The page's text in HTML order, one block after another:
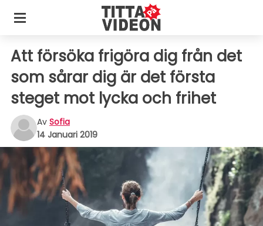
Att försöka frigöra dig från det
som sårar dig är det första
steget mot lycka och frihet
Av Sofia
14 Januari 2019